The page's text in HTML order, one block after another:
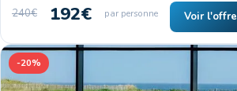
240€ 192€ par personne Voir
-20%